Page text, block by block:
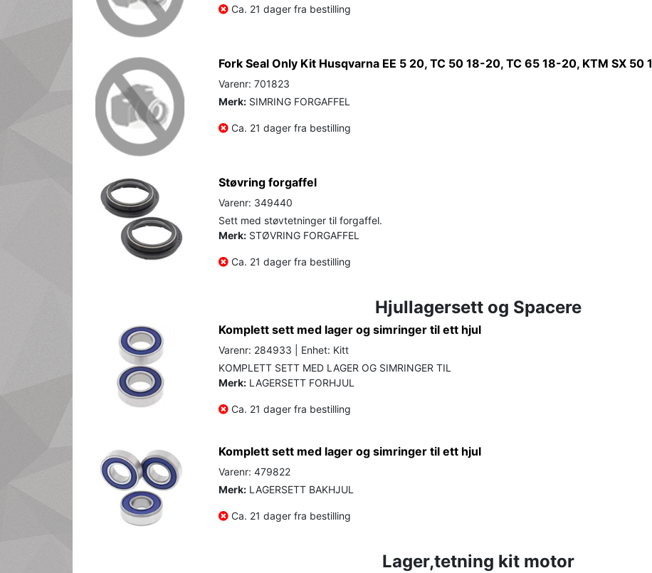
Ca. 21 dager fra bestilling
Fork Seal Only Kit Husqvarna EE 5 20, TC 50 18-20, TC 65 18-20, KTM SX 50 1
Varenr: 701823
Merk: SIMRING FORGAFFEL
Ca. 21 dager fra bestilling
Støvring forgaffel
Varenr: 349440
Sett med støvtetninger til forgaffel.
Merk: STØVRING FORGAFFEL
Ca. 21 dager fra bestilling
Hjullagersett og Spacere
Komplett sett med lager og simringer til ett hjul
Varenr: 284933 | Enhet: Kitt
KOMPLETT SETT MED LAGER OG SIMRINGER TIL
Merk: LAGERSETT FORHJUL
Ca. 21 dager fra bestilling
Komplett sett med lager og simringer til ett hjul
Varenr: 479822
Merk: LAGERSETT BAKHJUL
Ca. 21 dager fra bestilling
Lager,tetning kit motor